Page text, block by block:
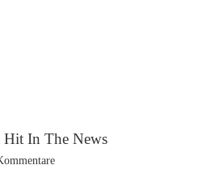
Hit In The News